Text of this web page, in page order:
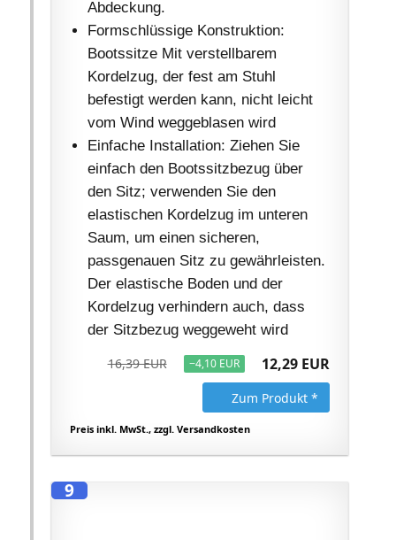
Abdeckung.
Formschlüssige Konstruktion:
Bootssitze Mit verstellbarem
Kordelzug, der fest am Stuhl
befestigt werden kann, nicht leicht
vom Wind weggeblasen wird
Einfache Installation: Ziehen Sie
einfach den Bootssitzbezug über
den Sitz; verwenden Sie den
elastischen Kordelzug im unteren
Saum, um einen sicheren,
passgenauen Sitz zu gewährleisten.
Der elastische Boden und der
Kordelzug verhindern auch, dass
der Sitzbezug weggeweht wird
16,39 EUR −4,10 EUR 12,29 EUR
Zum Produkt *
Preis inkl. MwSt., zzgl. Versandkosten
9